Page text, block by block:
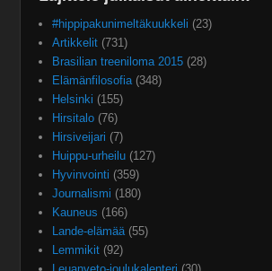
#hippipakunimeltäkuukkeli (23)
Artikkelit (731)
Brasilian treeniloma 2015 (28)
Elämänfilosofia(348)
Helsinki (155)
Hirsitalo (76)
Hirsiveijari (7)
Huippu-urheilu (127)
Hyvinvointi (359)
Journalismi (180)
Kauneus (166)
Lande-elämää(55)
Lemmikit (92)